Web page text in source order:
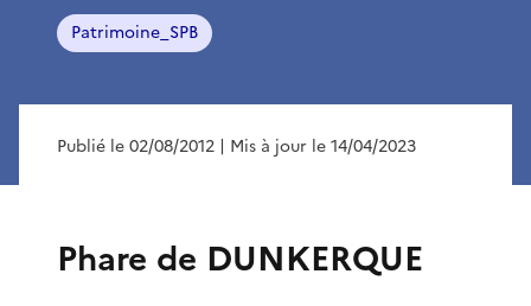
Patrimoine_SPB
Publié le 02/08/2012 | Mis à jour le 14/04/2023
Phare de DUNKERQUE